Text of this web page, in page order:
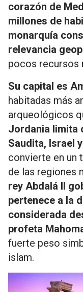
corazón de
millones de
monarquía
relevancia
pocos recursos
Su capital es
habitadas más
arqueológicos
Jordania limita
Saudita, Israel
convierte en un
de las regiones
rey Abdalá II
pertenece a la
considerada
profeta
fuerte peso
islam.